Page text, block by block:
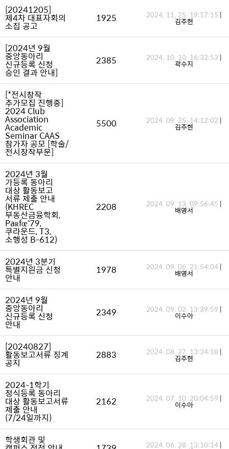
[20241205]
제4차 대표자회의
소집 공고
1925 2024. 11. 25. 19:17:15 |
김주현
[2024년 9월
중앙동아리
신규등록 신청
승인 결과 안내]
2385 2024. 10. 10. 16:32:53 |
곽수지
[*전시창작
추가모집 진행중]
2024 Club
Association
Academic
Seminar CAAS
참가자 공모 [학술/
전시창작부문]
5500 2024. 09. 25. 14:12:02 |
김주현
2024년 3월
가등록 동아리
대상 활동보고
서류 제출 안내
(KHREC
부동산금융학회,
Paʀfœ̃ 79,
쿠라운드, T3,
소행성 B-612)
2208 2024. 09. 13. 09:56:45 |
배영서
2024년 3분기
특별지원금 신청
안내
1978 2024. 09. 06. 21:54:04|
배영서
2024년 9월
중앙동아리
신규등록 신청
안내
2349 2024. 09. 02. 13:39:59 |
이수아
[20240827]
활동보고서류 징계
공지
2883 2024. 08. 27. 13:34:18 |
김주현
2024-1학기
정식등록 동아리
대상 활동보고서류
제출 안내
(7/24일까지)
2162 2024. 07. 10. 20:04:59 |
이수아
학생회관 및 2024. 06. 28. 13:10:14|